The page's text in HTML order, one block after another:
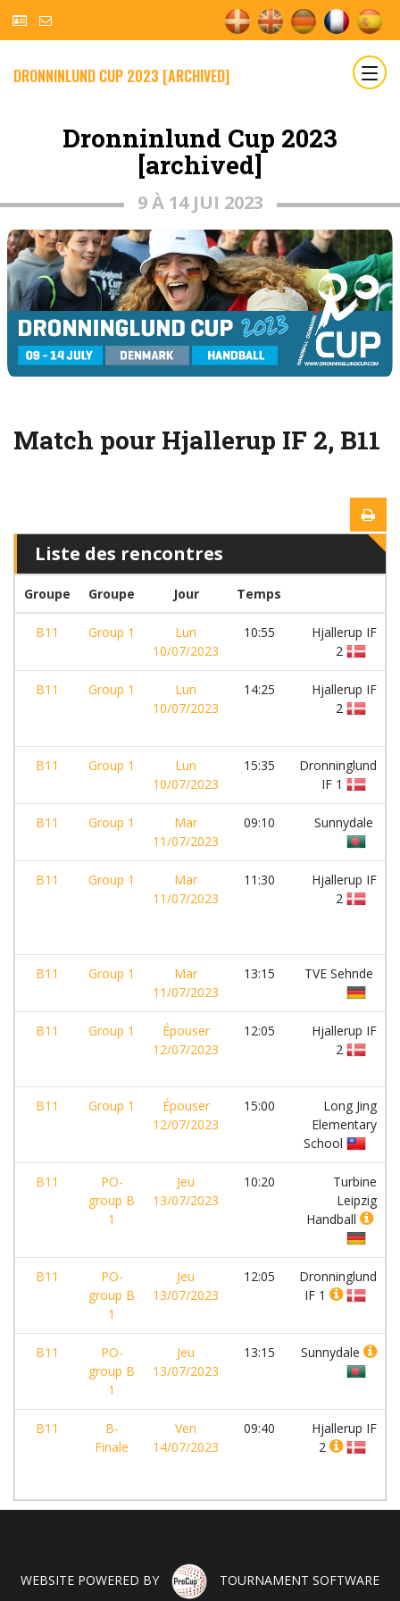
DRONNINLUND CUP 2023 [ARCHIVED]
Dronninlund Cup 2023
[archived]
9 À 14 JUI 2023
Match pour Hjallerup IF 2, B11
Liste des rencontres
Groupe Groupe Jour Temps
B11 Group 1
Lun
10/07/2023
10:55
Hjallerup IF
2
B11 Group 1
Lun
10/07/2023
14:25
Hjallerup IF
2
B11 Group 1
Lun
10/07/2023
15:35
Dronninglund
IF 1
B11 Group 1
Mar
11/07/2023
09:10 Sunnydale
B11 Group 1
Mar
11/07/2023
11:30
Hjallerup IF
2
B11 Group 1
Mar
11/07/2023
13:15 TVE Sehnde
B11 Group 1
Épouser
12/07/2023
12:05
Hjallerup IF
2
B11 Group 1
Épouser
12/07/2023
15:00
Long Jing
Elementary
School
B11
PO-
group B
1
Jeu
13/07/2023
10:20
Turbine
Leipzig
Handball
B11
PO-
group B
1
Jeu
13/07/2023
12:05
Dronninglund
IF 1
B11
PO-
group B
1
Jeu
13/07/2023
13:15 Sunnydale
B11
B-
Finale
Ven
14/07/2023
09:40
Hjallerup IF
2
WEBSITE POWERED BY TOURNAMENT SOFTWARE